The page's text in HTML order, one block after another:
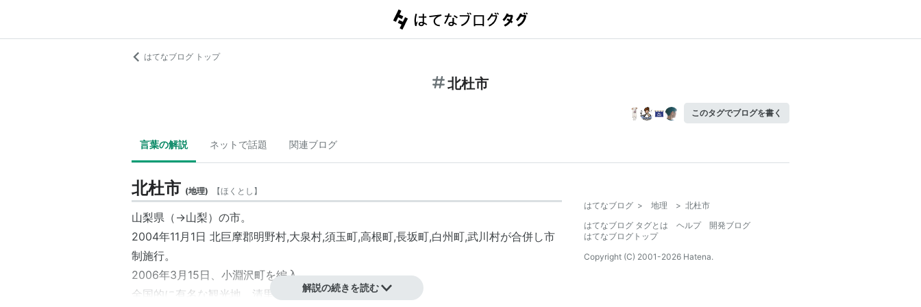
はてなブログ トップ
北杜市
このタグでブログを書く
言葉の解説 ネットで話題 関連ブログ
北杜市 (地理) 【ほくとし 】
山梨県 （→山梨）の市。
2004年11月1日 北巨摩郡明野村,大泉村,須玉町,高根町,長坂町,白州町,武川村が合併し市
制施行。
2006年3月15日、 小淵沢町を編入。
全国的に有名な観光地、 清里もこちら。解説の続きを読む
はてなブログ > 地理 > 北杜市
はてなブログ タグとは
ヘルプ
開発ブログ
はてなブログトップ
Copyright (C) 2001-2026 Hatena.